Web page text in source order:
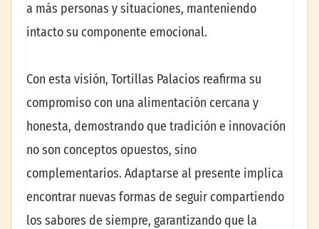
a más personas y situaciones, manteniendo
intacto su componente emocional.
Con esta visión, Tortillas Palacios reafirma su
compromiso con una alimentación cercana y
honesta, demostrando que tradición e innovación
no son conceptos opuestos, sino
complementarios. Adaptarse al presente implica
encontrar nuevas formas de seguir compartiendo
los sabores de siempre, garantizando que la